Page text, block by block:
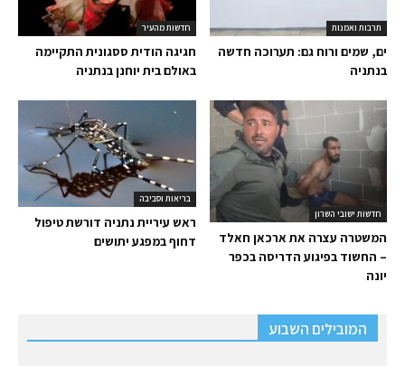
חדשות מהעיר
חגיגה הודית ססגונית התקיימה
באולם בית יוחנן בנתניה
תרבות ואמנות
ים, שמים ורוח גם: תערוכה חדשה
בנתניה
בריאות וסביבה
ראש עיריית נתניה דורשת טיפול
דחוף במפגע יתושים
חדשות ישובי השרון
המשטרה עצרה את ארכאן חאלד
– החשוד בפיגוע הדריסה בכפר
יונה
המובילים השבוע